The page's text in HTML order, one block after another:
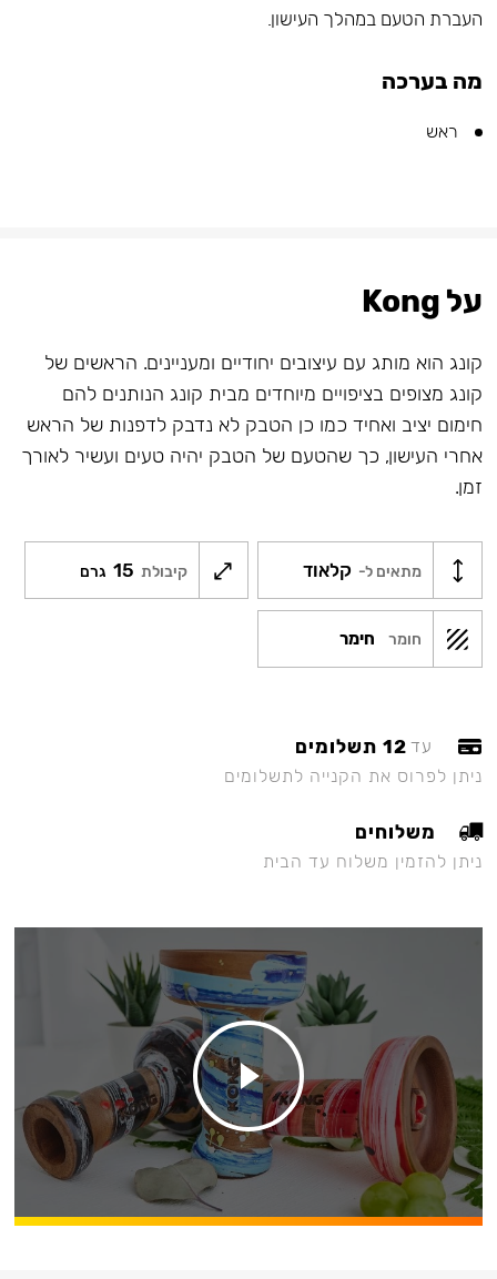
העברת הטעם במהלך העישון.
מה בערכה
ראש
על Kong
קונג הוא מותג עם עיצובים יחודיים ומעניינים. הראשים של
קונג מצופים בציפויים מיוחדים מבית קונג הנותנים להם
חימום יציב ואחיד כמו כן הטבק לא נדבק לדפנות של הראש
אחרי העישון, כך שהטעם של הטבק יהיה טעים ועשיר לאורך
זמן.
מתאים ל- קלאוד קיבולת 15 גרם
חומר חימר
עד 12 תשלומים
ניתן לפרוס את הקנייה לתשלומים
משלוחים
ניתן להזמין משלוח עד הבית